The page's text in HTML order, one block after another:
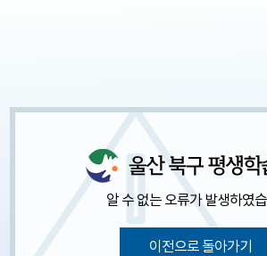
알 수 없는 오류가 발생하였
이전으로 돌아가기